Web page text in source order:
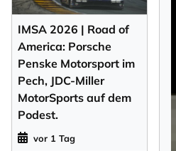
IMSA 2026 | Road of
America: Porsche
Penske Motorsport im
Pech, JDC-Miller
MotorSports auf dem
Podest.
vor 1 Tag